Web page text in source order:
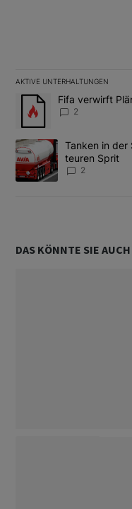
AKTIVE UNTERHALTUNGEN
Das Folgende ist eine
Ein Trendartikel mit
Fifa verwirft
2
Ein Trendartikel mit
Tanken in der
teuren Sprit
2
DAS KÖNNTE SIE